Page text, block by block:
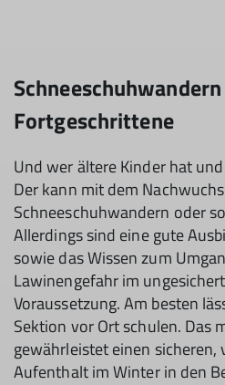
Fortgeschrittene
Und wer ältere Kinder hat
Der kann mit dem
Schneeschuhwandern oder
Allerdings sind eine gute
sowie das Wissen zum
Lawinengefahr im
Voraussetzung. Am besten
Sektion vor Ort schulen. Das
gewährleistet einen
Aufenthalt im Winter in den